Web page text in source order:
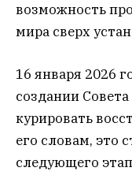
возможность
мира сверх
16 января 2026
создании
курировать
его словам, это
следующего